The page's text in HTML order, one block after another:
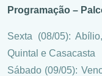
Programação –
Sexta (08/05):
Quintal e Casacasta
Sábado (09/05):